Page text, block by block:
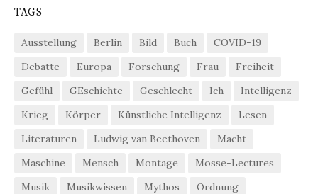
TAGS
Ausstellung Berlin Bild Buch
COVID-19
Debatte
Europa Forschung Frau
Freiheit
Gefühl
GEschichte Geschlecht Ich
Intelligenz
Krieg
Körper Künstliche Intelligenz
Lesen
Literaturen
Ludwig van Beethoven
Macht
Maschine
Mensch Montage
Mosse-Lectures
Musik
Musikwissen Mythos
Ordnung